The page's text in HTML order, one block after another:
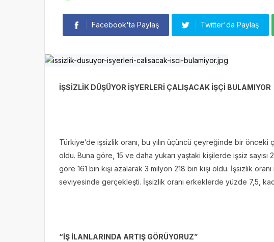
Facebook'ta Paylaş Twitter'da Paylaş
İŞSİZLİK DÜŞÜYOR İŞYERLERİ ÇALIŞACAK İŞÇİ BULAMIYOR
Türkiye’de işsizlik oranı, bu yılın üçüncü çeyreğinde bir
oldu. Buna göre, 15 ve daha yukarı yaştaki kişilerde işsiz
göre 161 bin kişi azalarak 3 milyon 218 bin kişi oldu. İşsizlik
seviyesinde gerçekleşti. İşsizlik oranı erkeklerde yüzde 7,5,
“İŞ İLANLARINDA ARTIŞ GÖRÜYORUZ”